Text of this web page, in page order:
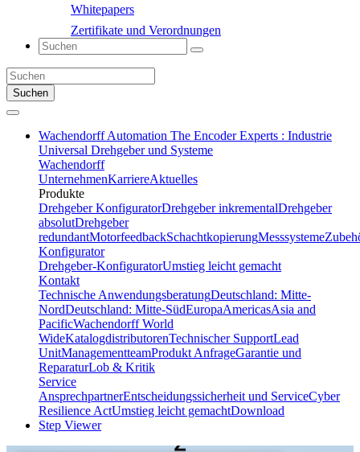
Whitepapers
Zertifikate und Verordnungen
Suchen
Wachendorff Automation The Encoder Experts : Industrie
Universal Drehgeber und Systeme
Wachendorff
UnternehmenKarriereAktuelles
Produkte
Drehgeber KonfiguratorDrehgeber inkrementalDrehgeber
absolutDrehgeber
redundantMotorfeedbackSchachtkopierungMesssysteme
Konfigurator
Drehgeber-KonfiguratorUmstieg leicht gemacht
Kontakt
Technische AnwendungsberatungDeutschland: Mitte-
NordDeutschland: Mitte-SüdEuropaAmericasAsia and
PacificWachendorff World
WideKatalogdistributorenTechnischer SupportLead
UnitManagementteamProdukt AnfrageGarantie und
ReparaturLob & Kritik
Service
AnsprechpartnerEntscheidungssicherheit und ServiceCyber
Resilience ActUmstieg leicht gemachtDownload
Step Viewer